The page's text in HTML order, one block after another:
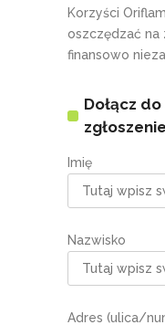
Korzyści
oszczędzać na
finansowo
Dołącz do
Imię
Nazwisko
Adres (ulica/